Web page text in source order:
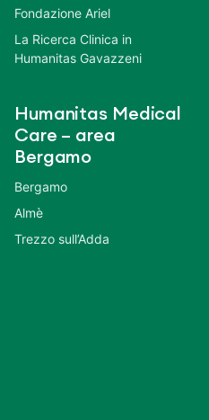
Fondazione Ariel
La Ricerca Clinica in
Humanitas Gavazzeni
Humanitas Medical
Care – area
Bergamo
Bergamo
Almè
Trezzo sull’Adda